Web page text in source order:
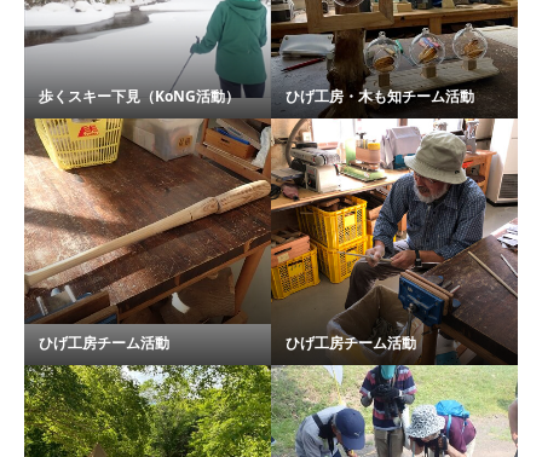
歩くスキー下見（KoNG活動） ひげ工房・木も知チーム活動
ひげ工房チーム活動 ひげ工房チーム活動